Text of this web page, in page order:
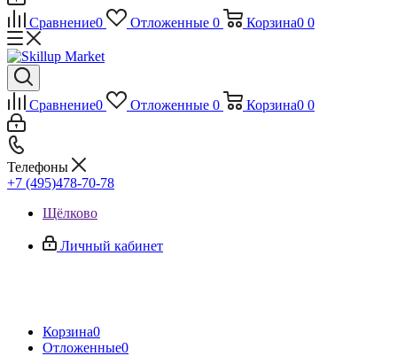
Сравнение0 Отложенные 0 Корзина0 0
Сравнение0 Отложенные 0 Корзина0 0
Телефоны
+7 (495)478-70-78
Щёлково
Личный кабинет
Корзина0
Отложенные0